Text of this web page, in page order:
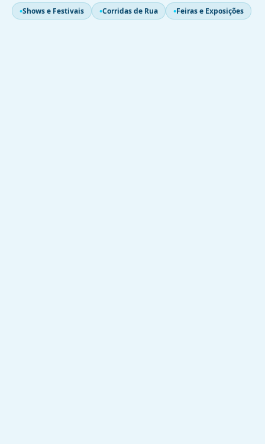
Shows e Festivais Corridas de Rua Feiras e Exposições